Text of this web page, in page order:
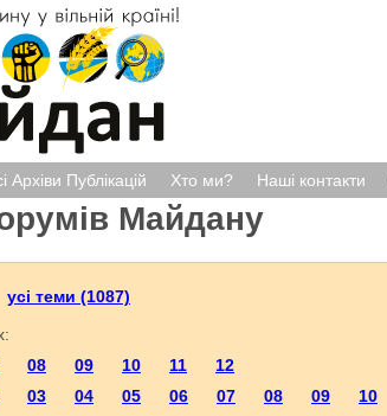
Архіви Публікацій Хто ми? Наші контакти
Майдану
усі теми (1087)
08 09 10 11
12
03 04 05 06 07 08 09 10